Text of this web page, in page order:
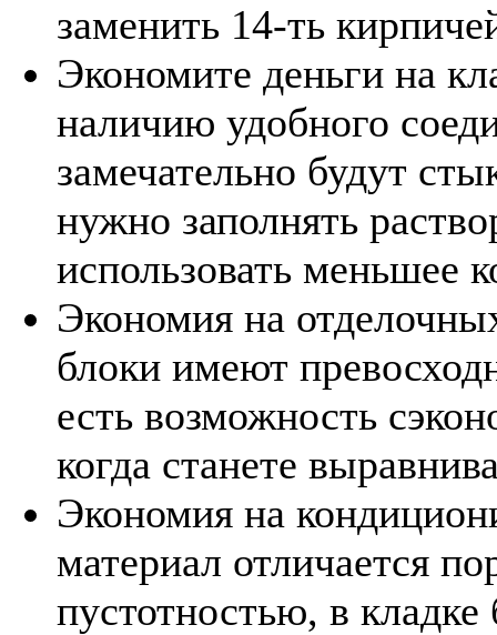
заменить 14-ть
Экономите деньги на
наличию удобного
замечательно будут
нужно заполнять
использовать меньшее
Экономия на
блоки имеют
есть возможность
когда станете
Экономия на
материал отличается
пустотностью, в кладке